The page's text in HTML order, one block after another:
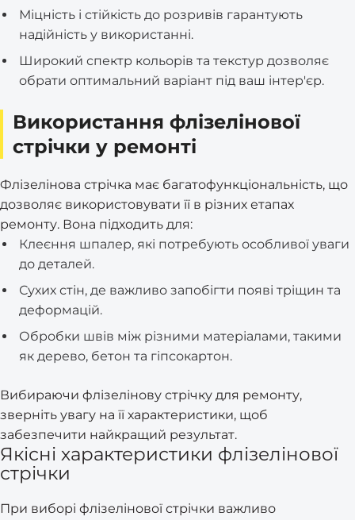
Міцність і стійкість до розривів гарантують
надійність у використанні.
Широкий спектр кольорів та текстур дозволяє
обрати оптимальний варіант під ваш інтер'єр.
Використання флізелінової
стрічки у ремонті
Флізелінова стрічка має багатофункціональність, що
дозволяє використовувати її в різних етапах
ремонту. Вона підходить для:
Клеєння шпалер, які потребують особливої уваги
до деталей.
Сухих стін, де важливо запобігти появі тріщин та
деформацій.
Обробки швів між різними матеріалами, такими
як дерево, бетон та гіпсокартон.
Вибираючи флізелінову стрічку для ремонту,
зверніть увагу на її характеристики, щоб
забезпечити найкращий результат.
Якісні характеристики флізелінової
стрічки
При виборі флізелінової стрічки важливо